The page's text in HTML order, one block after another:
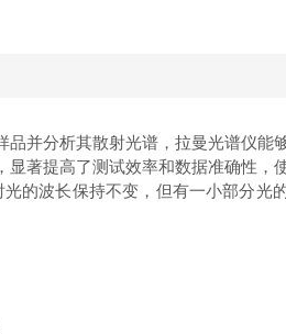
并分析其散射光谱，拉曼光谱仪能
著提高了测试效率和数据准确性，
的波长保持不变，但有一小部分光